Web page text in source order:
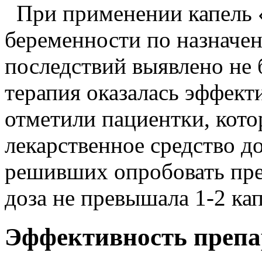
При применении капель
беременности по
последствий выявлено
терапия оказалась
отметили пациентки,
лекарственное средство
решивших опробовать
доза не превышала 1-2
Эффективность